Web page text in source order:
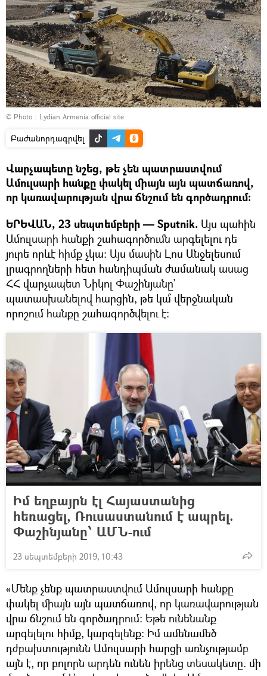
© Photo : Lydian Armenia official site
Բաժանորդագրվել
Վարչապետը նշեց, թե չեն պատրաստվում
Ամուլսարի հանքը փակել միայն այն պատճառով,
որ կառավարության վրա ճնշում են գործադրում։
ԵՐԵՎԱՆ, 23 սեպտեմբերի — Sputnik. Այս պահին
Ամուլսարի հանքի շահագործումն արգելելու դե
յուրե որևէ հիմք չկա։ Այս մասին Լոս Անջելեսում
լրագրողների հետ հանդիպման ժամանակ ասաց
ՀՀ վարչապետ Նիկոլ Փաշինյանը`
պատասխանելով հարցին, թե կա՞ վերջնական
որոշում հանքը շահագործվելու է։
Իմ եղբայրն էլ Հայաստանից
հեռացել, Ռուսաստանում է ապրել.
Փաշինյանը՝ ԱՄՆ-ում
23 սեպտեմբերի 2019, 10:43
«Մենք չենք պատրաստվում Ամուլսարի հանքը
փակել միայն այն պատճառով, որ կառավարության
վրա ճնշում են գործադրում։ Եթե ունենանք
արգելելու հիմք, կարգելենք։ Իմ ամենամեծ
դժբախտությունն Ամուլսարի հարցի առնչությամբ
այն է, որ բոլորն արդեն ունեն իրենց տեսակետը. մի